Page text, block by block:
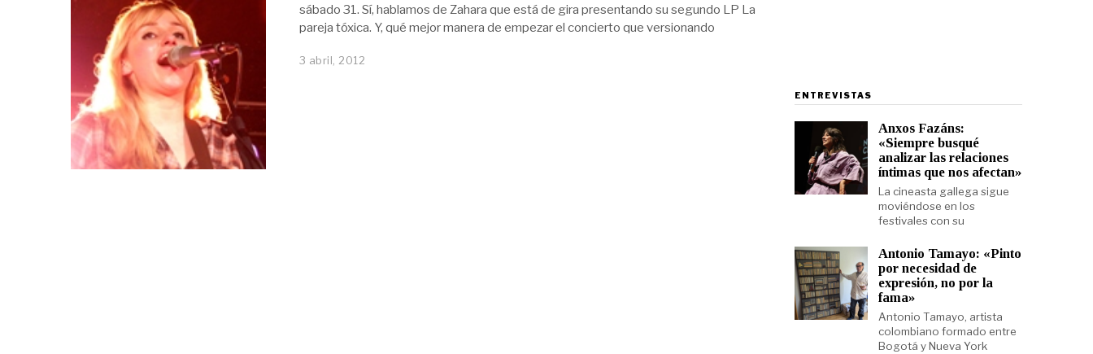
sábado 31. Sí, hablamos de Zahara que está de gira presentando su segundo LP La
pareja tóxica. Y, qué mejor manera de empezar el concierto que versionando
3 abril, 2012
ENTREVISTAS
Anxos Fazáns:
«Siempre busqué
analizar las relaciones
íntimas que nos afectan»
La cineasta gallega sigue
moviéndose en los
festivales con su
Antonio Tamayo: «Pinto
por necesidad de
expresión, no por la
fama»
Antonio Tamayo, artista
colombiano formado entre
Bogotá y Nueva York